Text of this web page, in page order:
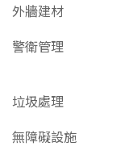
外牆建材
警衛管理
垃圾處理
無障礙設施